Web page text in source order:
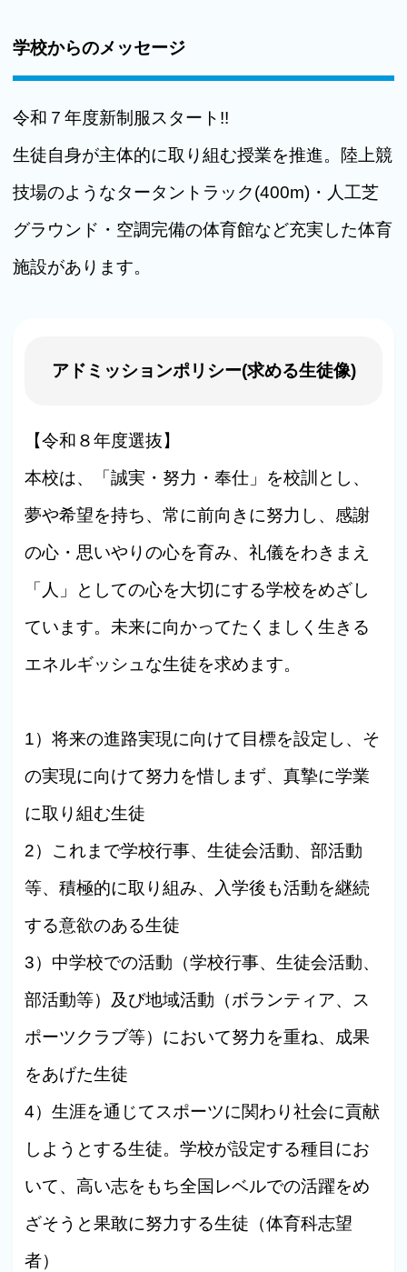
学校からのメッセージ
令和７年度新制服スタート!!
生徒自身が主体的に取り組む授業を推進。陸上競
技場のようなタータントラック(400m)・人工芝
グラウンド・空調完備の体育館など充実した体育
施設があります。
アドミッションポリシー(求める生徒像)
【令和８年度選抜】
本校は、「誠実・努力・奉仕」を校訓とし、
夢や希望を持ち、常に前向きに努力し、感謝
の心・思いやりの心を育み、礼儀をわきまえ
「人」としての心を大切にする学校をめざし
ています。未来に向かってたくましく生きる
エネルギッシュな生徒を求めます。
1）将来の進路実現に向けて目標を設定し、そ
の実現に向けて努力を惜しまず、真摯に学業
に取り組む生徒
2）これまで学校行事、生徒会活動、部活動
等、積極的に取り組み、入学後も活動を継続
する意欲のある生徒
3）中学校での活動（学校行事、生徒会活動、
部活動等）及び地域活動（ボランティア、ス
ポーツクラブ等）において努力を重ね、成果
をあげた生徒
4）生涯を通じてスポーツに関わり社会に貢献
しようとする生徒。学校が設定する種目にお
いて、高い志をもち全国レベルでの活躍をめ
ざそうと果敢に努力する生徒（体育科志望
者）